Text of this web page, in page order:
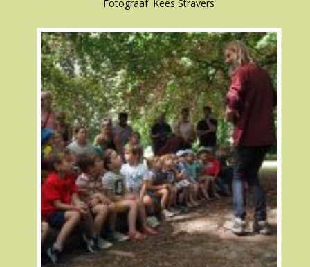
Fotograaf: Kees Stravers